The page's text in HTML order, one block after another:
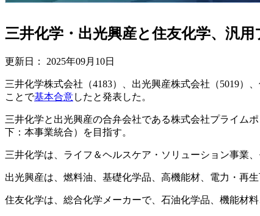
三井化学・出光興産と住友化学、汎
更新日： 2025年09月10日
三井化学株式会社（4183）、出光興産株式会社（5019）
ことで基本合意したと発表した。
三井化学と出光興産の合弁会社である株式会社プライム
下：本事業統合）を目指す。
三井化学は、ライフ＆ヘルスケア・ソリューション事業
出光興産は、燃料油、基礎化学品、高機能材、電力・再
住友化学は、総合化学メーカーで、石油化学品、機能材